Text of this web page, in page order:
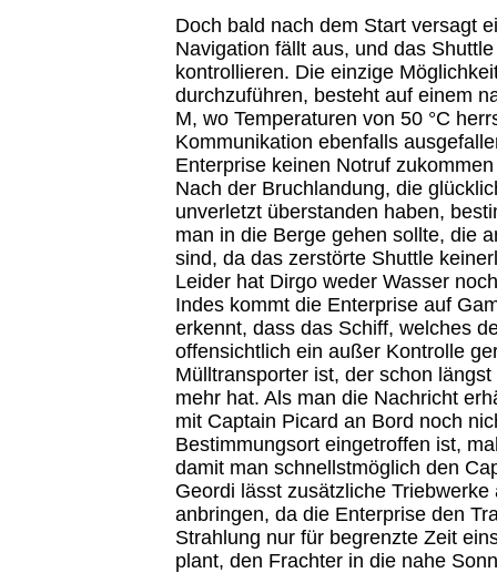
Doch bald nach dem Start versagt
Navigation fällt aus, und das
kontrollieren. Die einzige
durchzuführen, besteht auf einem
M, wo Temperaturen von 50 °C
Kommunikation ebenfalls
Enterprise keinen Notruf
Nach der Bruchlandung, die
unverletzt überstanden haben,
man in die Berge gehen sollte, die
sind, da das zerstörte Shuttle
Leider hat Dirgo weder Wasser
Indes kommt die Enterprise auf
erkennt, dass das Schiff, welches
offensichtlich ein außer Kontrolle
Mülltransporter ist, der schon
mehr hat. Als man die Nachricht
mit Captain Picard an Bord noch
Bestimmungsort eingetroffen ist,
damit man schnellstmöglich den
Geordi lässt zusätzliche Triebwerke
anbringen, da die Enterprise den
Strahlung nur für begrenzte Zeit
plant, den Frachter in die nahe